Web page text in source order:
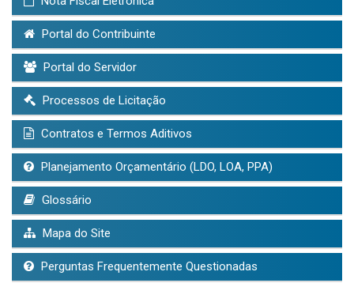
Portal do Contribuinte
Portal do Servidor
Processos de Licitação
Contratos e Termos Aditivos
Planejamento Orçamentário (LDO, LOA, PPA)
Glossário
Mapa do Site
Perguntas Frequentemente Questionadas